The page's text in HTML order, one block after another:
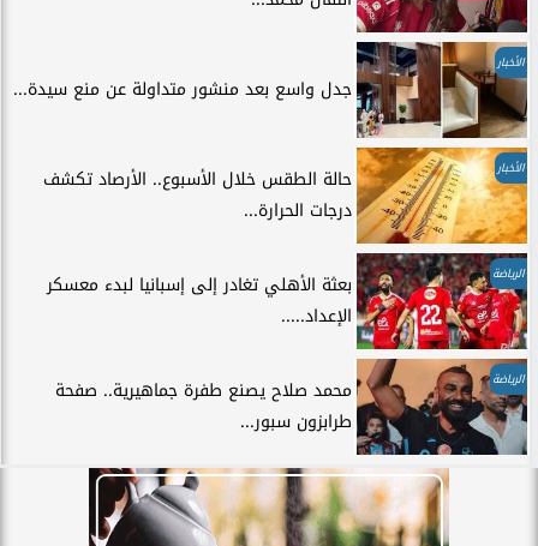
الأخبار
جدل واسع بعد منشور متداولة عن منع سيدة...
الأخبار
حالة الطقس خلال الأسبوع.. الأرصاد تكشف
درجات الحرارة...
الرياضة
بعثة الأهلي تغادر إلى إسبانيا لبدء معسكر
الإعداد.....
الرياضة
محمد صلاح يصنع طفرة جماهيرية.. صفحة
طرابزون سبور...